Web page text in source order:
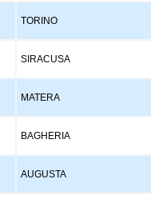
TORINO
SIRACUSA
MATERA
BAGHERIA
AUGUSTA